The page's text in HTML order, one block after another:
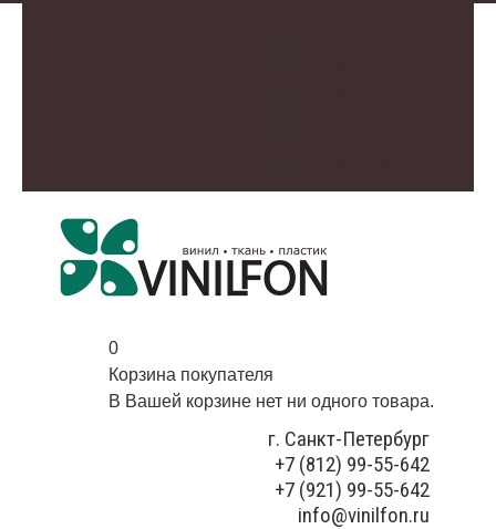
0
Корзина покупателя
В Вашей корзине нет ни одного товара.
г. Санкт-Петербург
+7 (812) 99-55-642
+7 (921) 99-55-642
info@vinilfon.ru